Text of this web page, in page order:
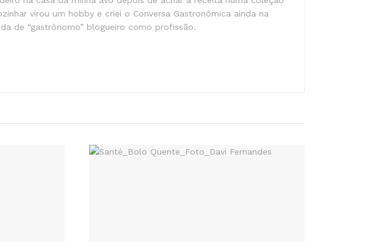
virou um hobby e criei o Conversa Gastronômica ainda na
de “gastrônomo” blogueiro como profissão.